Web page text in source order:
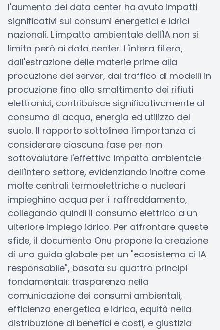
l'aumento dei data center ha avuto impatti
significativi sui consumi energetici e idrici
nazionali. L'impatto ambientale dell'IA non si
limita però ai data center. L'intera filiera,
dall'estrazione delle materie prime alla
produzione dei server, dal traffico di modelli in
produzione fino allo smaltimento dei rifiuti
elettronici, contribuisce significativamente al
consumo di acqua, energia ed utilizzo del
suolo. Il rapporto sottolinea l'importanza di
considerare ciascuna fase per non
sottovalutare l'effettivo impatto ambientale
dell'intero settore, evidenziando inoltre come
molte centrali termoelettriche o nucleari
impieghino acqua per il raffreddamento,
collegando quindi il consumo elettrico a un
ulteriore impiego idrico. Per affrontare queste
sfide, il documento Onu propone la creazione
di una guida globale per un "ecosistema di IA
responsabile", basata su quattro principi
fondamentali: trasparenza nella
comunicazione dei consumi ambientali,
efficienza energetica e idrica, equità nella
distribuzione di benefici e costi, e giustizia